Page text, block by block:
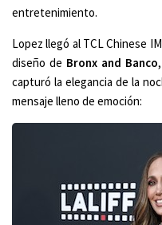
entretenimiento.
Lopez llegó al TCL Chinese
diseño de Bronx and Banco
capturó la elegancia de la
mensaje lleno de emoción: